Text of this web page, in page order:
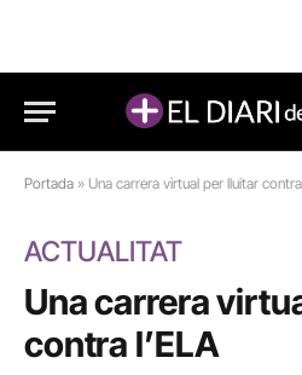
Portada » Una carrera virtual per lluitar
ACTUALITAT
Una carrera
contra l’ELA